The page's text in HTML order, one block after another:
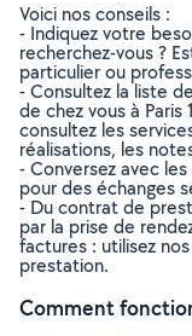
Voici nos conseils :
- Indiquez votre
recherchez-vous ?
particulier ou
- Consultez la liste
de chez vous à
consultez les
réalisations, les
- Conversez avec
pour des échanges
- Du contrat de
par la prise de
factures : utilisez
prestation.
Comment